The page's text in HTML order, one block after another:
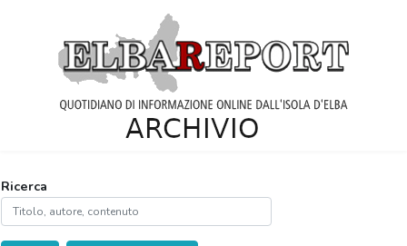
Ricerca